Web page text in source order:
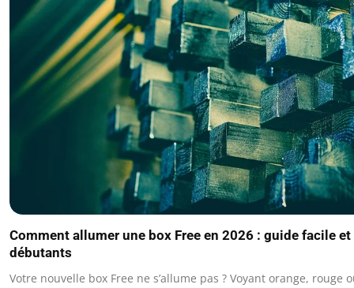
Comment allumer une box Free en 2026 : guide facile
débutants
Votre nouvelle box Free ne s’allume pas ? Voyant orange, rouge